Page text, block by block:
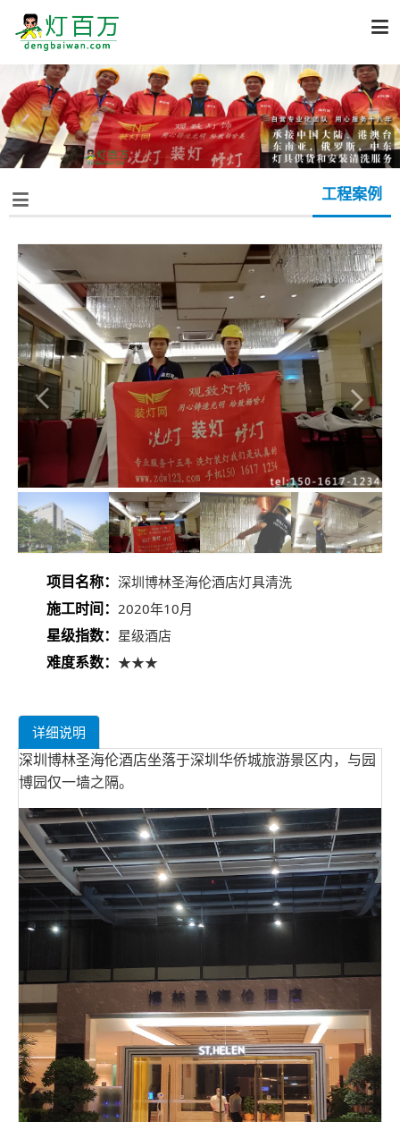

 工程案例
项目名称： 深圳博林圣海伦酒店灯具清洗
施工时间： 2020年10月
星级指数： 星级酒店
难度系数： ★★★
详细说明
深圳博林圣海伦酒店坐落于深圳华侨城旅游景区内，与园
博园仅一墙之隔。